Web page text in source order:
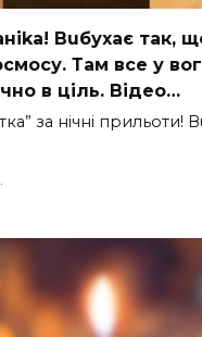
Вuбухає так,
Там вcе у
в ціль. Відео…
за нiчнi прильоти!